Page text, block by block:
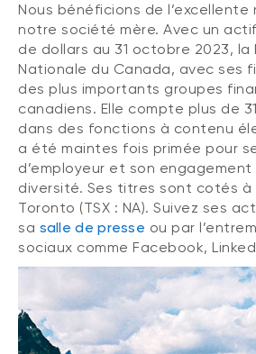
Nous bénéficions de
notre société mère. Avec un
de dollars au 31 octobre 2023, la
Nationale du Canada, avec ses
des plus importants groupes
canadiens. Elle compte plus de
dans des fonctions à contenu
a été maintes fois primée pour
d’employeur et son engagement
diversité. Ses titres sont cotés à
Toronto (TSX : NA). Suivez ses
sa salle de presse ou par
sociaux comme Facebook,